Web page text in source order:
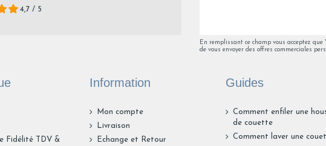
4,7 / 5
En remplissant ce champ vous acceptez
de vous envoyer des offres commerciales
Fidélité TDV &
Information
Mon compte
Livraison
Echange et Retour
Guides
Comment enfiler une
de couette
Comment laver une